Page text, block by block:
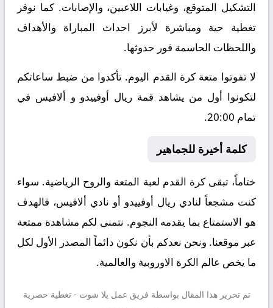
التشكيل المتوقع، وغيابات اللاعبين، والإصابات. كما نوفر
تغطية حية ومباشرة لأبرز احداث المباراة والأهداف
واللحظات الحاسمة فور حدوثها.
لا تفوتوا متعة كرة القدم اليوم. تأكدوا من ضبط ساعاتكم
لتكونوا أول من يشاهد قمة ريال أوفييدو و ألافيس في
تمام 20:00.
كلمة أخيرة للجماهير
ختاماً، تبقى كرة القدم لعبة المتعة والروح الرياضية. سواء
كنت مشجعاً لنادي ريال أوفييدو أو نادي ألافيس، فالهدف
هو الاستمتاع بما يقدمه النجوم. نتمنى لكم مشاهدة ممتعة
عبر موقعنا. ونحن نعدكم بأن نكون دائماً المصدر الأول لكل
ما يخص عالم الكرة الاوروبية والعالمية.
تم تحرير هذا المقال بواسطة فريق عمل يلا شوت - تغطية حصرية